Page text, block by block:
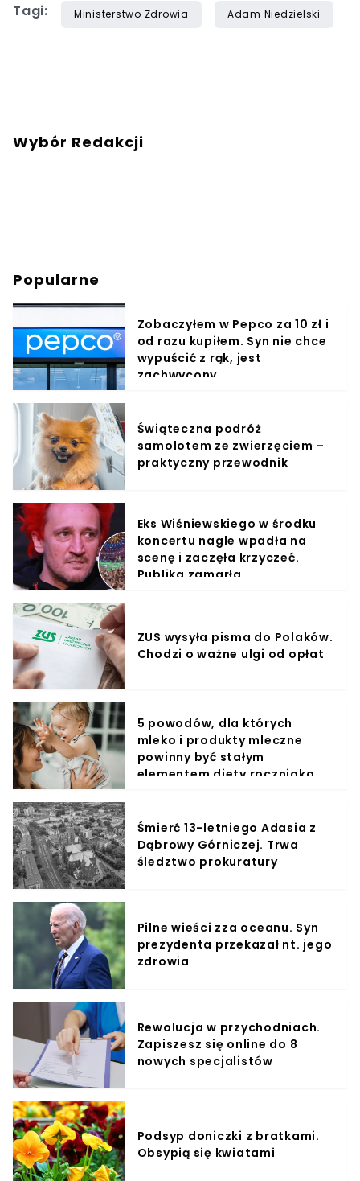
Tagi: Ministerstwo Zdrowia Adam Niedzielski
Wybór Redakcji
Popularne
Zobaczyłem w Pepco za 10 zł i
od razu kupiłem. Syn nie chce
wypuścić z rąk, jest
zachwycony
Świąteczna podróż
samolotem ze zwierzęciem –
praktyczny przewodnik
Eks Wiśniewskiego w środku
koncertu nagle wpadła na
scenę i zaczęła krzyczeć.
Publika zamarła
ZUS wysyła pisma do Polaków.
Chodzi o ważne ulgi od opłat
5 powodów, dla których
mleko i produkty mleczne
powinny być stałym
elementem diety roczniaka
Śmierć 13-letniego Adasia z
Dąbrowy Górniczej. Trwa
śledztwo prokuratury
Pilne wieści zza oceanu. Syn
prezydenta przekazał nt. jego
zdrowia
Rewolucja w przychodniach.
Zapiszesz się online do 8
nowych specjalistów
Podsyp doniczki z bratkami.
Obsypią się kwiatami